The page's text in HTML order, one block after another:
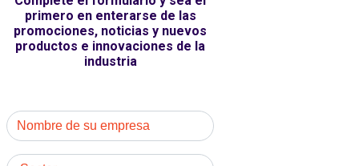
primero en enterarse de las
promociones, noticias y nuevos
productos e innovaciones de la
industria